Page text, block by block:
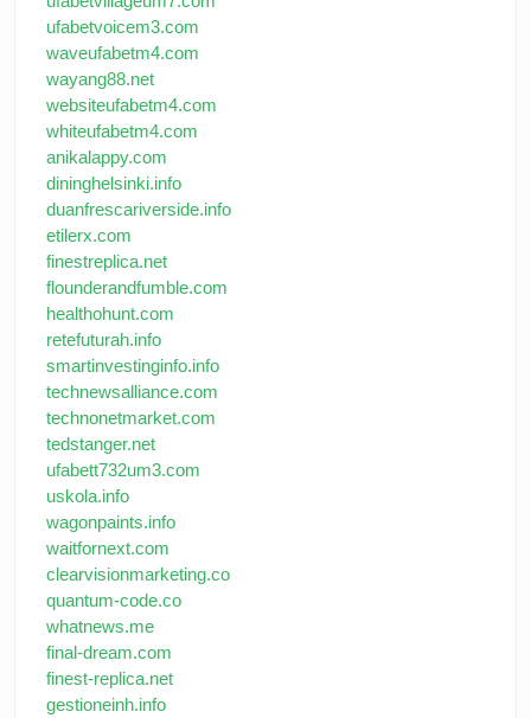
ufabetvoicem3.com
waveufabetm4.com
wayang88.net
websiteufabetm4.com
whiteufabetm4.com
anikalappy.com
dininghelsinki.info
duanfrescariverside.info
etilerx.com
finestreplica.net
flounderandfumble.com
healthohunt.com
retefuturah.info
smartinvestinginfo.info
technewsalliance.com
technonetmarket.com
tedstanger.net
ufabett732um3.com
uskola.info
wagonpaints.info
waitfornext.com
clearvisionmarketing.co
quantum-code.co
whatnews.me
final-dream.com
finest-replica.net
gestioneinh.info